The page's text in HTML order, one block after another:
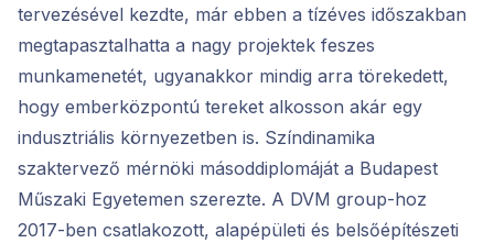
tervezésével kezdte, már ebben a tízéves időszakban
megtapasztalhatta a nagy projektek feszes
munkamenetét, ugyanakkor mindig arra törekedett,
hogy emberközpontú tereket alkosson akár egy
indusztriális környezetben is. Színdinamika
szaktervező mérnöki másoddiplomáját a Budapest
Műszaki Egyetemen szerezte. A DVM group-hoz
2017-ben csatlakozott, alapépületi és belsőépítészeti